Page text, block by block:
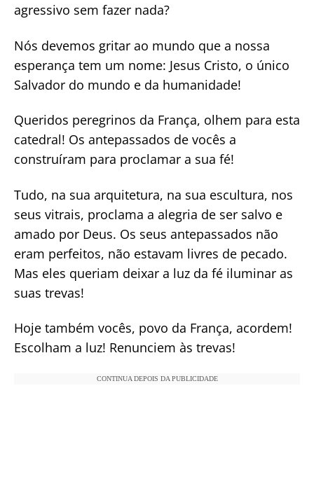
agressivo sem fazer nada?
Nós devemos gritar ao mundo que a nossa
esperança tem um nome: Jesus Cristo, o único
Salvador do mundo e da humanidade!
Queridos peregrinos da França, olhem para esta
catedral! Os antepassados de vocês a
construíram para proclamar a sua fé!
Tudo, na sua arquitetura, na sua escultura, nos
seus vitrais, proclama a alegria de ser salvo e
amado por Deus. Os seus antepassados não
eram perfeitos, não estavam livres de pecado.
Mas eles queriam deixar a luz da fé iluminar as
suas trevas!
Hoje também vocês, povo da França, acordem!
Escolham a luz! Renunciem às trevas!
CONTINUA DEPOIS DA PUBLICIDADE